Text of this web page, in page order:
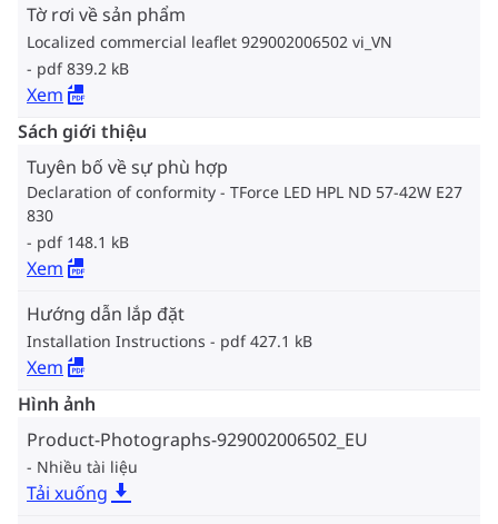
Tờ rơi về sản phẩm
Localized commercial leaflet 929002006502 vi_VN
pdf 839.2 kB
Xem
Sách giới thiệu
Tuyên bố về sự phù hợp
Declaration of conformity - TForce LED HPL ND 57-42W E27
830
pdf 148.1 kB
Xem
Hướng dẫn lắp đặt
Installation Instructions pdf 427.1 kB
Xem
Hình ảnh
Product-Photographs-929002006502_EU
Nhiều tài liệu
Tải xuống